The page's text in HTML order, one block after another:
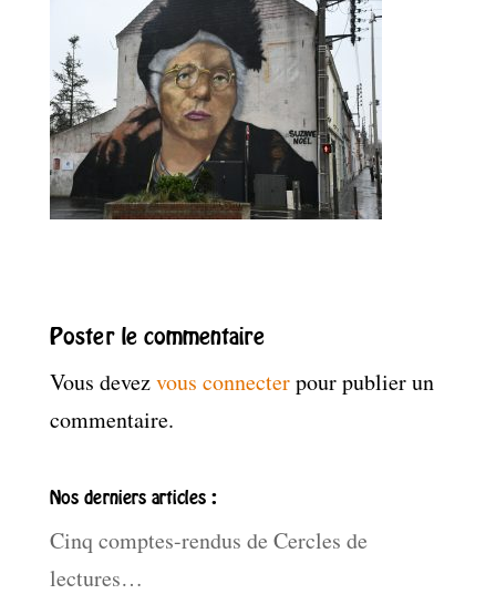
Poster le commentaire
Vous devezvous connecterpour publier un
commentaire.
Nos derniers articles :
Cinq comptes-rendus de Cercles de
lectures…